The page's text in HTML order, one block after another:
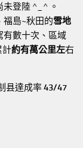
登陸 ^_^ 。
福島~秋田的雪地
有數十次、區域
計約有萬公里左右
县達成率43/47